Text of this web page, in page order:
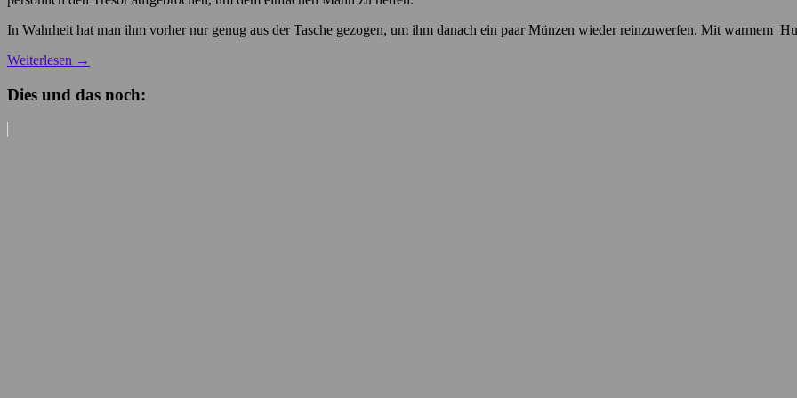
In Wahrheit hat man ihm vorher nur genug aus der Tasche gezogen, um ihm danach ein paar Münzen wieder reinzuwerfen. Mit warmem
Weiterlesen →
Dies und das noch: